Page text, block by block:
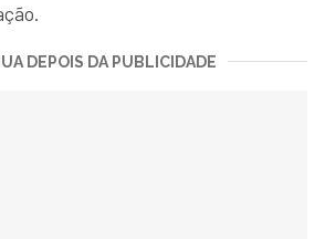
DEPOIS DA PUBLICIDADE